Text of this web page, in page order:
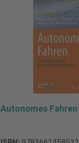
Autonomes Fahren